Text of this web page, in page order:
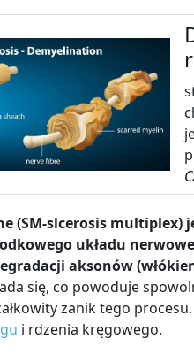
(SM-slcerosis multiplex)
układu
aksonów
się, co powoduje
zanik tego
i rdzenia kręgowego.